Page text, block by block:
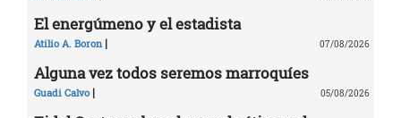
El energúmeno y el estadista
Atilio A. Boron | 07/08/2026
Alguna vez todos seremos marroquíes
Guadi Calvo | 05/08/2026